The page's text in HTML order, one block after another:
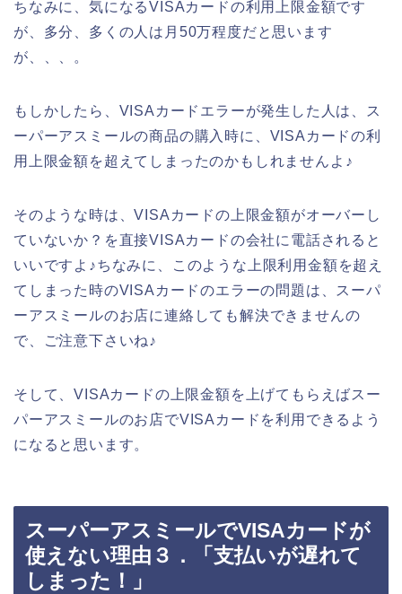
ちなみに、気になるVISAカードの利用上限金額です
が、多分、多くの人は月50万程度だと思います
が、、、。
もしかしたら、VISAカードエラーが発生した人は、ス
ーパーアスミールの商品の購入時に、VISAカードの利
用上限金額を超えてしまったのかもしれませんよ♪
そのような時は、VISAカードの上限金額がオーバーし
ていないか？を直接VISAカードの会社に電話されると
いいですよ♪ちなみに、このような上限利用金額を超え
てしまった時のVISAカードのエラーの問題は、スーパ
ーアスミールのお店に連絡しても解決できませんの
で、ご注意下さいね♪
そして、VISAカードの上限金額を上げてもらえばスー
パーアスミールのお店でVISAカードを利用できるよう
になると思います。
スーパーアスミールでVISAカードが
使えない理由３．「支払いが遅れて
しまった！」